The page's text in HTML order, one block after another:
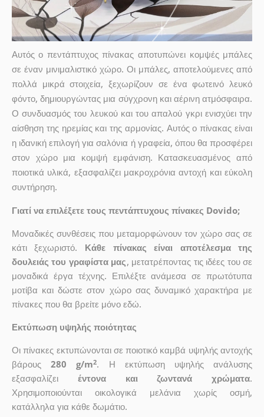
Αυτός ο πεντάπτυχος πίνακας αποτυπώνει κομψές μπάλες
σε έναν μινιμαλιστικό χώρο. Οι μπάλες, αποτελούμενες από
πολλά μικρά στοιχεία, ξεχωρίζουν σε ένα φωτεινό λευκό
φόντο, δημιουργώντας μια σύγχρονη και αέρινη ατμόσφαιρα.
Ο συνδυασμός του λευκού και του απαλού γκρι ενισχύει την
αίσθηση της ηρεμίας και της αρμονίας. Αυτός ο πίνακας είναι
η ιδανική επιλογή για σαλόνια ή γραφεία, όπου θα προσφέρει
στον χώρο μια κομψή εμφάνιση. Κατασκευασμένος από
ποιοτικά υλικά, εξασφαλίζει μακροχρόνια αντοχή και εύκολη
συντήρηση.
Γιατί να επιλέξετε τους πεντάπτυχους πίνακες Dovido;
Μοναδικές συνθέσεις που μεταμορφώνουν τον χώρο σας σε
κάτι ξεχωριστό. Κάθε πίνακας είναι αποτέλεσμα της
δουλειάς του γραφίστα μας, μετατρέποντας τις ιδέες του σε
μοναδικά έργα τέχνης. Επιλέξτε ανάμεσα σε πρωτότυπα
μοτίβα και δώστε στον χώρο σας δυναμικό χαρακτήρα με
πίνακες που θα βρείτε μόνο εδώ.
Εκτύπωση υψηλής ποιότητας
Οι πίνακες εκτυπώνονται σε ποιοτικό καμβά υψηλής αντοχής
βάρους280 g/m2. Η εκτύπωση υψηλής ανάλυσης
εξασφαλίζει έντονα και ζωντανά χρώματα.
Χρησιμοποιούνται οικολογικά μελάνια χωρίς οσμή,
κατάλληλα για κάθε δωμάτιο.